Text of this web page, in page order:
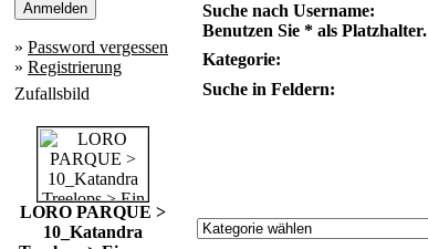
» Password vergessen
» Registrierung
Zufallsbild
LORO PARQUE >
10_Katandra
Suche nach Username:
Benutzen Sie * als Platzhalter.
Kategorie:
Suche in Feldern: